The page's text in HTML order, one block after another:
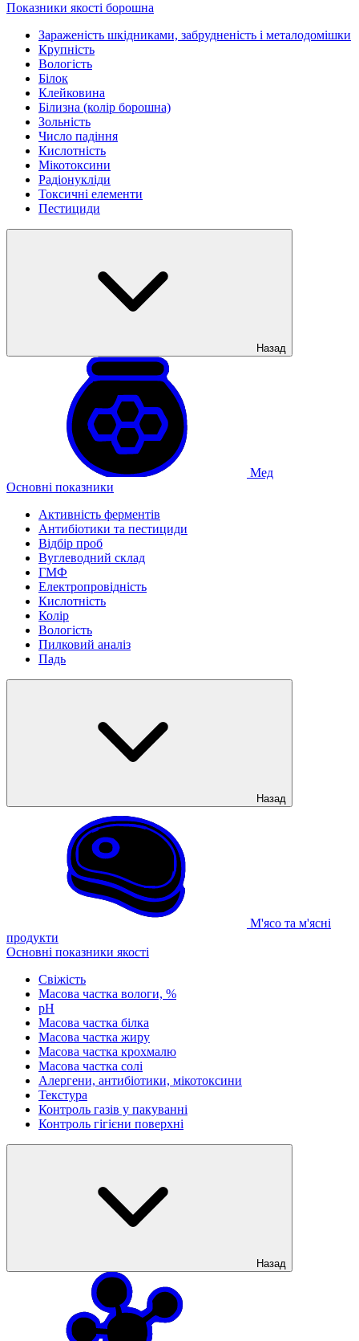
Показники якості борошна
Зараженість шкідниками, забрудненість і металодомішки
Крупність
Вологість
Білок
Клейковина
Білизна (колір борошна)
Зольність
Число падіння
Кислотність
Мікотоксини
Радіонукліди
Токсичні елементи
Пестициди
Назад
Мед
Основні показники
Активність ферментів
Антибіотики та пестициди
Відбір проб
Вуглеводний склад
ГМФ
Електропровідність
Кислотність
Колір
Вологість
Пилковий аналіз
Падь
Назад
М'ясо та м'ясні
продукти
Основні показники якості
Свіжість
Масова частка вологи, %
рН
Масова частка білка
Масова частка жиру
Масова частка крохмалю
Масова частка солі
Алергени, антибіотики, мікотоксини
Текстура
Контроль газів у пакуванні
Контроль гігієни поверхні
Назад